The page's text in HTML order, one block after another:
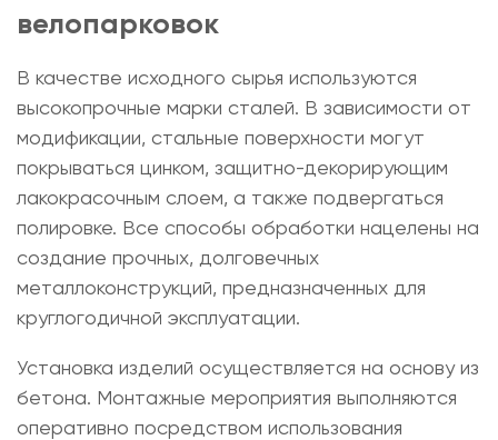
велопарковок
В качестве исходного сырья используются
высокопрочные марки сталей. В зависимости от
модификации, стальные поверхности могут
покрываться цинком, защитно-декорирующим
лакокрасочным слоем, а также подвергаться
полировке. Все способы обработки нацелены на
создание прочных, долговечных
металлоконструкций, предназначенных для
круглогодичной эксплуатации.
Установка изделий осуществляется на основу из
бетона. Монтажные мероприятия выполняются
оперативно посредством использования